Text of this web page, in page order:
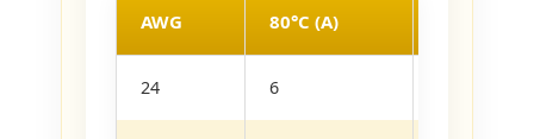
AWG 80°C (A)
24 6